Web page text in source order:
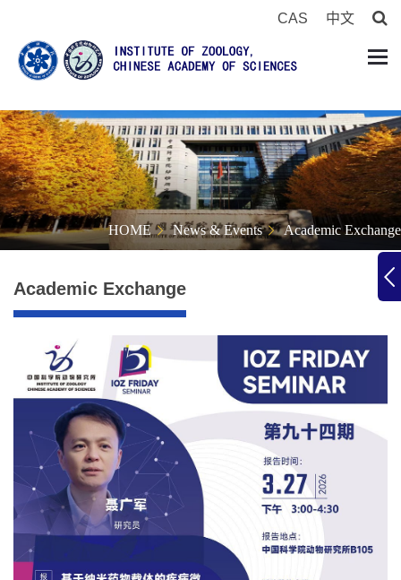
CAS 中文
HOME News & Events Academic Exchange
Academic Exchange